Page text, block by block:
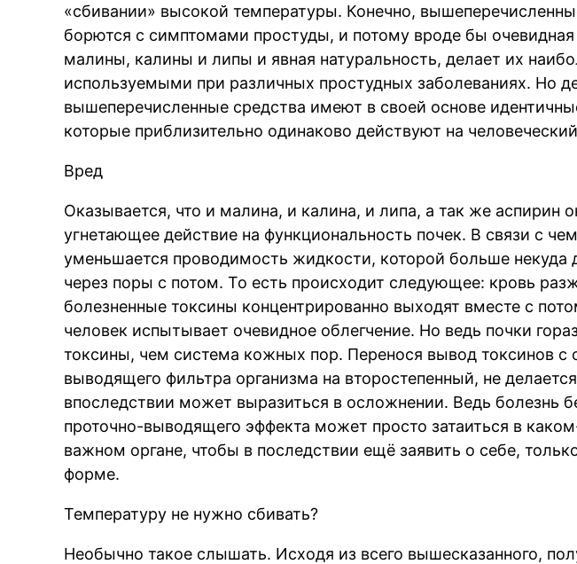
«сбивании» высокой температуры. Конечно,
борются с симптомами простуды, и потому вроде бы очевидная
малины, калины и липы и явная натуральность, делает их
используемыми при различных простудных заболеваниях. Но
вышеперечисленные средства имеют в своей основе
которые приблизительно одинаково действуют на
Вред
Оказывается, что и малина, и калина, и липа, а так же аспирин
угнетающее действие на функциональность почек. В связи с
уменьшается проводимость жидкости, которой больше некуда
через поры с потом. То есть происходит следующее: кровь
болезненные токсины концентрированно выходят вместе с
человек испытывает очевидное облегчение. Но ведь почки
токсины, чем система кожных пор. Перенося вывод токсинов с
выводящего фильтра организма на второстепенный, не
впоследствии может выразиться в осложнении. Ведь болезнь
проточно-выводящего эффекта может просто затаиться в
важном органе, чтобы в последствии ещё заявить о себе,
форме.
Температуру не нужно сбивать?
Необычно такое слышать. Исходя из всего вышесказанного,